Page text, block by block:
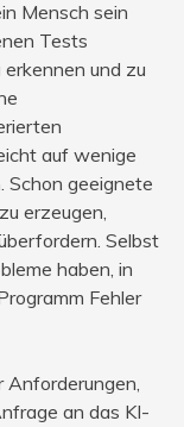
Mensch sein
Tests
und zu
auf wenige
Schon geeignete
erzeugen,
Selbst
haben, in
Fehler
Anforderungen,
an das KI-